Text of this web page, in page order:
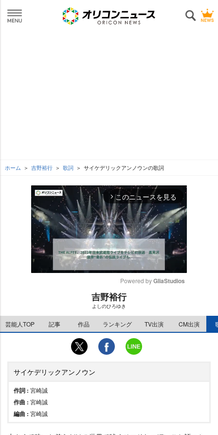
ホーム 吉野裕行 歌詞 サイケデリックアンノウンの歌詞
arrow_forward_ios このニュースを見る
e
Powered by GliaStudios
吉野裕行
よしのひろゆき
芸能人TOP 記事 作品 ランキング TV出演 CM出演
サイケデリックアンノウン
作詞 : 宮崎誠
作曲 : 宮崎誠
編曲 : 宮崎誠